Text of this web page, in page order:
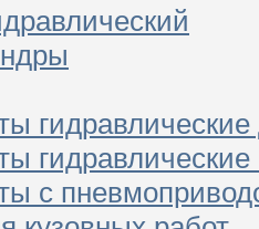
гидравлические
с